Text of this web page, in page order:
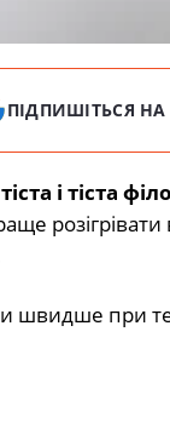
ПІДПИШІТЬСЯ НА
і тіста
розігрівати
швидше при